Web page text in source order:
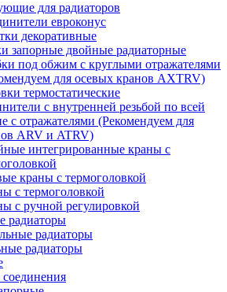
для радиаторов
евроконус
декоративные
запорные двойные радиаторные
под обжим с круглыми отражателями
для осевых кранов AXTRV)
термостатические
с внутренней резьбой по всей
с отражателями (Рекомендуем для
ARV и ATRV)
интегрированные краны с
краны с термоголовкой
с термоголовкой
с ручной регулировкой
радиаторы
радиаторы
радиаторы
соединения